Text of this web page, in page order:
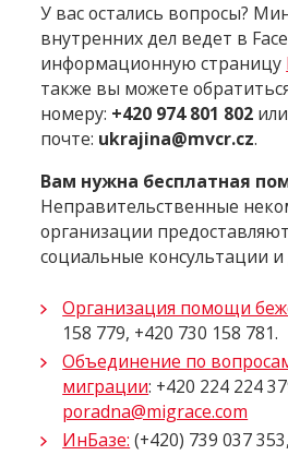
У вас остались вопросы?
внутренних дел ведет в
информационную страницу
также вы можете
номеру: +420 974 801 802
почте: ukrajina@mvcr.cz.
Вам нужна бесплатная
Неправительственные
организации
социальные консультации и
Организация помощи
158 779, +420 730 158 781.
Объединение по
миграции: +420 224 224
poradna@migrace.com
ИнБазе: (+420) 739 037 353,